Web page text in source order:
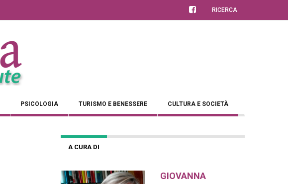
RICERCA
PSICOLOGIA TURISMO E BENESSERE CULTURA E SOCIETÀ
A CURA DI
GIOVANNA